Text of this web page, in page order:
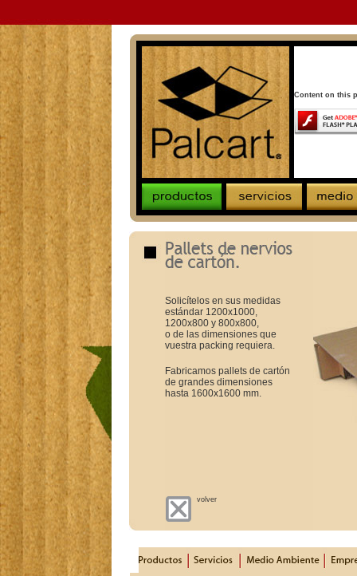
Content on this
Solicítelos en sus medidas
estándar 1200x1000,
1200x800 y 800x800,
o de las dimensiones que
vuestra packing requiera.
Fabricamos pallets de cartón
de grandes dimensiones
hasta 1600x1600 mm.
volver